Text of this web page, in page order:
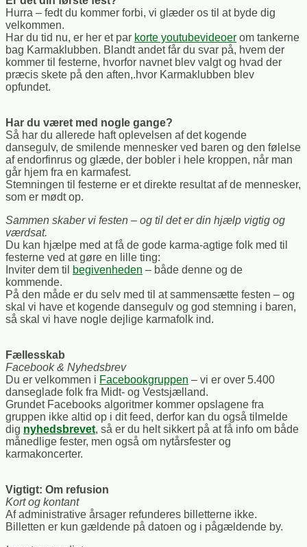
Hurra – fedt du kommer forbi, vi glæder os til at byde dig
velkommen.
Har du tid nu, er her et par korte youtubevideoer om tankerne
bag Karmaklubben. Blandt andet får du svar på, hvem der
kommer til festerne, hvorfor navnet blev valgt og hvad der
præcis skete på den aften,.hvor Karmaklubben blev
opfundet.
Har du været med nogle gange?
Så har du allerede haft oplevelsen af det kogende
dansegulv, de smilende mennesker ved baren og den følelse
af endorfinrus og glæde, der bobler i hele kroppen, når man
går hjem fra en karmafest.
Stemningen til festerne er et direkte resultat af de mennesker,
som er mødt op.
Sammen skaber vi festen – og til det er din hjælp vigtig og
værdsat.
Du kan hjælpe med at få de gode karma-agtige folk med til
festerne ved at gøre en lille ting:
Inviter dem til
begivenheden – både denne og de
kommende.
På den måde er du selv med til at sammensætte festen – og
skal vi have et kogende dansegulv og god stemning i baren,
så skal vi have nogle dejlige karmafolk ind.
Fællesskab
Facebook & Nyhedsbrev
Du er velkommen i Facebookgruppen – vi er over 5.400
danseglade folk fra Midt- og Vestsjælland.
Grundet Facebooks algoritmer kommer opslagene fra
gruppen ikke altid op i dit feed, derfor kan du også tilmelde
dig nyhedsbrevet, så er du helt sikkert på at få info om både
månedlige fester, men også om nytårsfester og
karmakoncerter.
Vigtigt: Om refusion
Kort og kontant
Af administrative årsager refunderes billetterne ikke.
Billetten er kun gældende på datoen og i pågældende by.